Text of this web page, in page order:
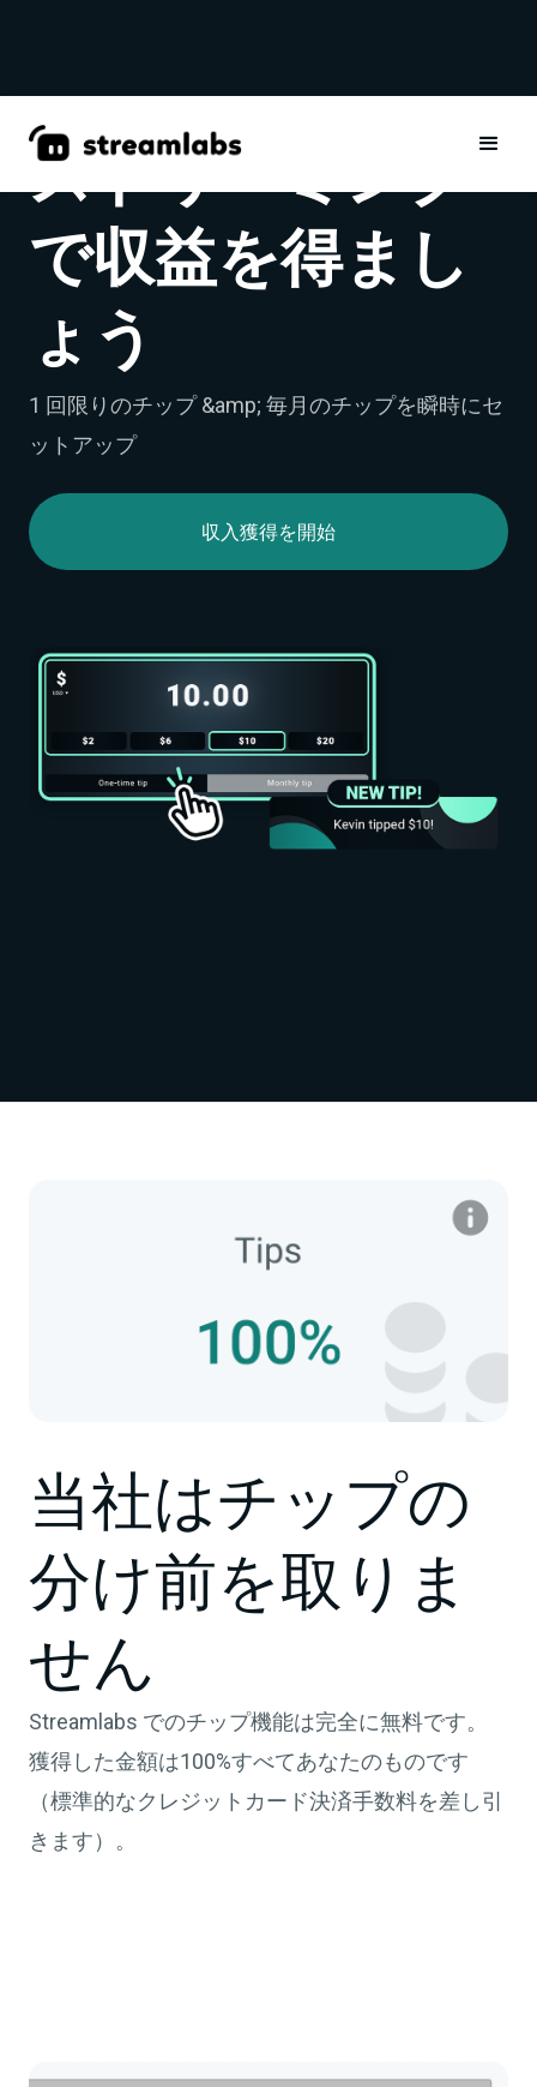
ストリーミング
で収益を得まし
ょう
1 回限りのチップ &amp; 毎月のチップを瞬時にセ
ットアップ
収入獲得を開始
当社はチップの
分け前を取りま
せん
Streamlabs でのチップ機能は完全に無料です。
獲得した金額は100%すべてあなたのものです
（標準的なクレジットカード決済手数料を差し引
きます）。